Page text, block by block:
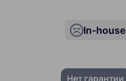
In-house
Нет гарантии